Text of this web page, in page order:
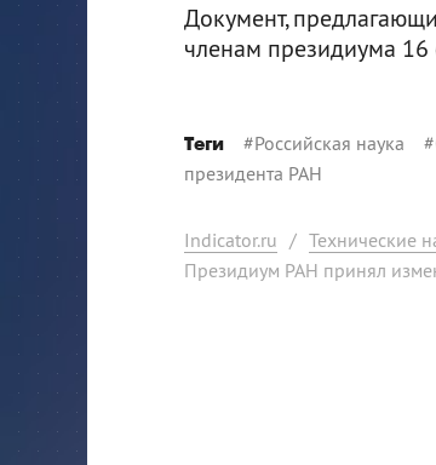
Документ,
членам президиума 16
Теги #Российская наука #
президента РАН
Indicator.ru / Технические
Президиум РАН принял